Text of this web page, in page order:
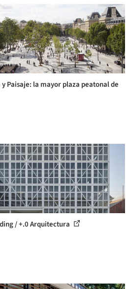
Paisaje: la mayor plaza peatonal de
/ +.0 Arquitectura